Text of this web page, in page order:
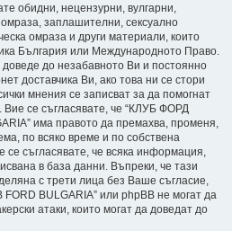
обидни, нецензурни, вулгарни,
заплашителни, сексуално
омраза и други материали, които
България или Международното Право.
до незабавното Ви и постоянно
доставчика Ви, ако това ни се стори
мнения се записват за да помогнат
Вие се съгласявате, че “КЛУБ ФОРД
има правото да премахва, променя,
по всяко време и по собствена
съгласявате, че всяка информация,
в база данни. Въпреки, че тази
с трети лица без Ваше съгласие,
BULGARIA” или phpBB не могат да
атаки, които могат да доведат до